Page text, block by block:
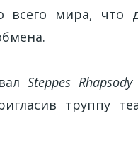
мира, что
Steppes Rhapsody
труппу